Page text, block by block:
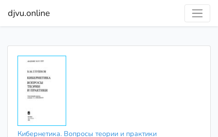
djvu.online
Кибернетика. Вопросы теории и практики